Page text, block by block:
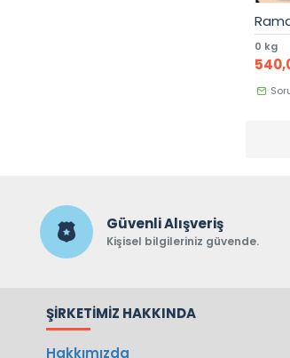
0 kg
Güvenli Alışveriş
Kişisel bilgileriniz güvende.
ŞIRKETIMIZ HAKKINDA
Hakkımızda